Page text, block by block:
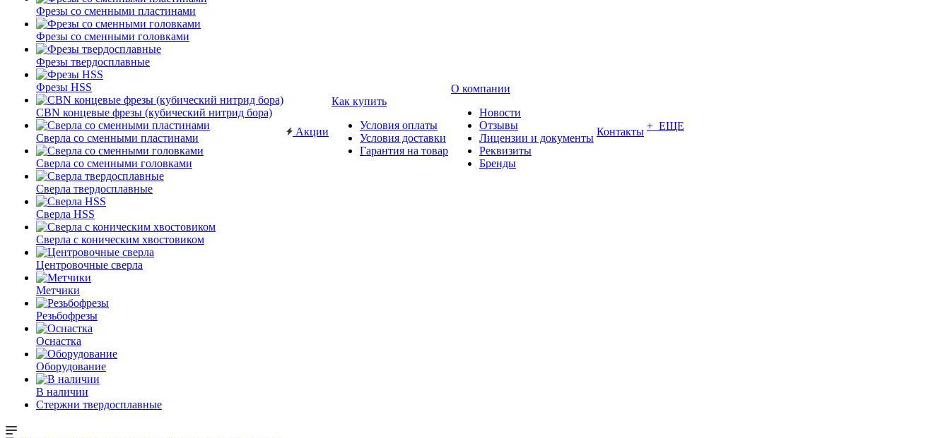
Фрезы со сменными пластинами
Фрезы со сменными головками
Фрезы твердосплавные
Фрезы HSS
CBN концевые фрезы (кубический нитрид бора)
Сверла со сменными пластинами
Сверла со сменными головками
Сверла твердосплавные
Сверла HSS
Сверла с коническим хвостовиком
Центровочные сверла
Метчики
Резьбофрезы
Оснастка
Оборудование
В наличии
Стержни твердосплавные
Акции
Как купить
Условия оплаты
Условия доставки
Гарантия на товар
О компании
Новости
Отзывы
Лицензии и документы
Реквизиты
Бренды
Контакты + ЕЩЕ